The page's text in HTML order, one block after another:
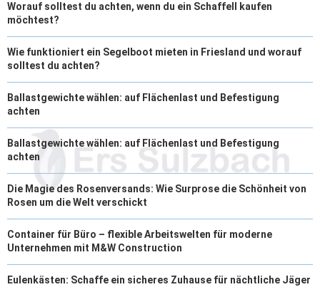
Worauf solltest du achten, wenn du ein Schaffell kaufen
möchtest?
Wie funktioniert ein Segelboot mieten in Friesland und worauf
solltest du achten?
Ballastgewichte wählen: auf Flächenlast und Befestigung
achten
Ballastgewichte wählen: auf Flächenlast und Befestigung
achten
Die Magie des Rosenversands: Wie Surprose die Schönheit von
Rosen um die Welt verschickt
Container für Büro – flexible Arbeitswelten für moderne
Unternehmen mit M&W Construction
Eulenkästen: Schaffe ein sicheres Zuhause für nächtliche Jäger